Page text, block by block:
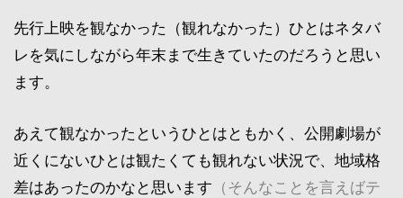
先行上映を観なかった（観れなかった）ひとはネタバ
レを気にしながら年末まで生きていたのだろうと思い
ます。
あえて観なかったというひとはともかく、公開劇場が
近くにないひとは観たくても観れない状況で、地域格
差はあったのかなと思います （そんなことを言えばテ